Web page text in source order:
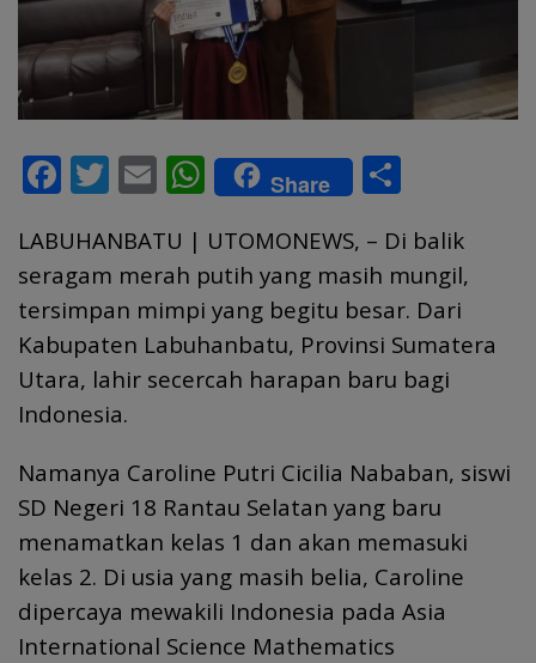
F
e
b
o
o
k
T
itt
er
E
ai
l
W
h
at
s
A
p
p
Share
ar
e
LABUHANBATU | UTOMONEWS, – Di balik
seragam merah putih yang masih mungil,
tersimpan mimpi yang begitu besar. Dari
Kabupaten Labuhanbatu, Provinsi Sumatera
Utara, lahir secercah harapan baru bagi
Indonesia.
Namanya Caroline Putri Cicilia Nababan, siswi
SD Negeri 18 Rantau Selatan yang baru
menamatkan kelas 1 dan akan memasuki
kelas 2. Di usia yang masih belia, Caroline
dipercaya mewakili Indonesia pada Asia
International Science Mathematics